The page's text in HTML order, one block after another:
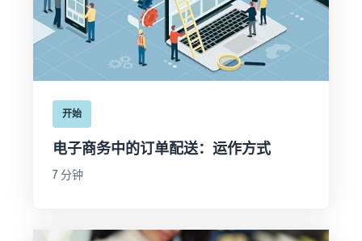
开始
电子商务中的订单配送：运作方式
7 分钟